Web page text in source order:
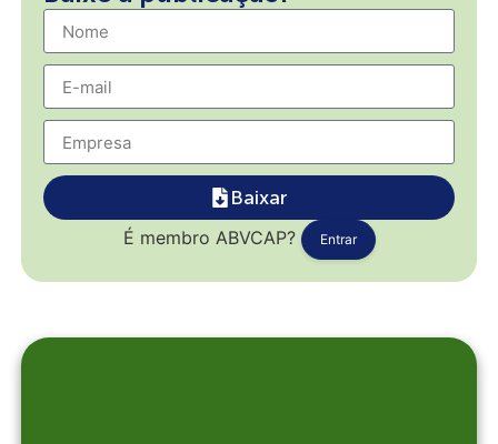
Baixar
É membro ABVCAP? Entrar